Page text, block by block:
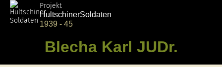
Projekt
HultschinerSoldaten
1939 - 45
Blecha Karl JUDr.